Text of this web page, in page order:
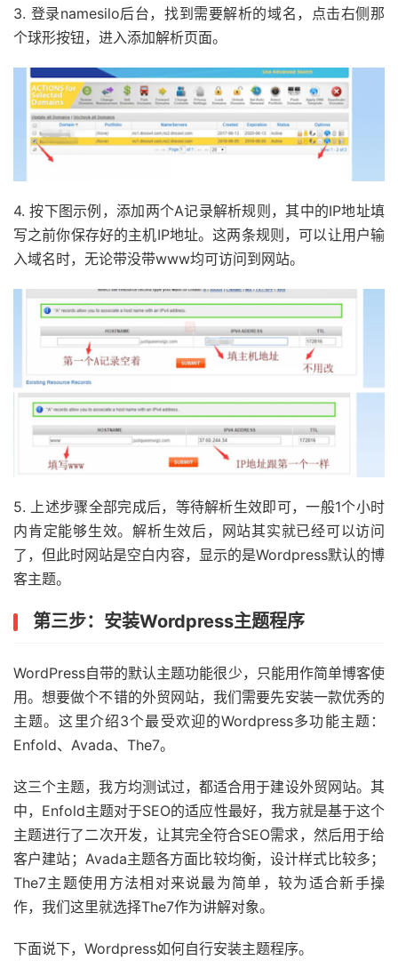
3. 登录namesilo后台，找到需要解析的域名，点击右侧那
个球形按钮，进入添加解析页面。
4. 按下图示例，添加两个A记录解析规则，其中的IP地址填
写之前你保存好的主机IP地址。这两条规则，可以让用户输
入域名时，无论带没带www均可访问到网站。
5. 上述步骤全部完成后，等待解析生效即可，一般1个小时
内肯定能够生效。解析生效后，网站其实就已经可以访问
了，但此时网站是空白内容，显示的是Wordpress默认的博
客主题。
第三步：安装Wordpress主题程序
WordPress自带的默认主题功能很少，只能用作简单博客使
用。想要做个不错的外贸网站，我们需要先安装一款优秀的
主题。这里介绍3个最受欢迎的Wordpress多功能主题：
Enfold、Avada、The7。
这三个主题，我方均测试过，都适合用于建设外贸网站。其
中，Enfold主题对于SEO的适应性最好，我方就是基于这个
主题进行了二次开发，让其完全符合SEO需求，然后用于给
客户建站；Avada主题各方面比较均衡，设计样式比较多；
The7主题使用方法相对来说最为简单，较为适合新手操
作，我们这里就选择The7作为讲解对象。
下面说下，Wordpress如何自行安装主题程序。